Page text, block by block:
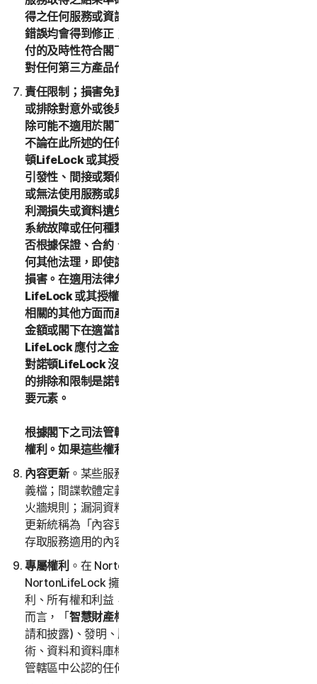
得之任何服務或資訊符合閣下之預期；(V) 服務中之任何
錯誤均會得到修正；(VI) 在任何退款的支付方面，該等支
付的及時性符合閣下之預期。此外，諾頓LifeLock 不會
對任何第三方產品作出任何聲明或保證。
責任限制；損害免責聲明。某些州/省和國家不允許限制
或排除對意外或後果性損害的責任，因此下方的限制或排
除可能不適用於閣下。在適用法律允許的最大範圍內，且
不論在此所述的任何補償措施是否能達到其根本目的，諾
頓LifeLock 或其授權方將不在任何情況下就任何特殊、
引發性、間接或類似的損害對閣下負責，包括不對因使用
或無法使用服務或與本 LSA 相關的其他方面而造成的任何
利潤損失或資料遺失、商譽損失、服務中斷、電腦損壞、
系統故障或任何種類之替代服務的成本損失負責，不論是
否根據保證、合約、侵權行為 (包括過失)、產品責任或任
何其他法理，即使諾頓LifeLock 已被告知可能發生此類
損害。在適用法律允許的最大範圍內，任何情況下，諾頓
LifeLock 或其授權方因使用或無法使用服務或與本 LSA
相關的其他方面而產生的責任總額將不超過閣下所支付之
金額或閣下在適當訂購授權期間為適當服務向諾頓
LifeLock 應付之金額，或一百 (100) 美元，前提是閣下
對諾頓LifeLock 沒有任何付款義務 (如適用)。上述損害
的排除和限制是諾頓LifeLock 與閣下之間交易基礎的重
要元素。
根據閣下之司法管轄區中的適用法律，閣下可能擁有特定
權利。如果這些權利適用，本 LSA 不會影響這些權利。
內容更新。某些服務使用的內容會隨時更新，例如病毒定
義檔；間諜軟體定義檔；防垃圾郵件規則；URL 清單；防
火牆規則；漏洞資料，以及已驗證網頁的更新清單；這些
更新統稱為「內容更新」。在訂購授權期間，閣下將可以
存取服務適用的內容更新。
專屬權利 。在 NortonLifeLock 與閣下之間，
NortonLifeLock 擁有並保留對服務 (包括軟體) 的所有權
利、所有權和利益，包括所有智慧財產權在內。就本 LSA
而言，「智慧財產權
請和披露)、發明、版權、營業秘密、道德權利、專有技
術、資料和資料庫權利以及在世界任何國家/地區或司法
管轄區中公認的任何其他智慧財產權。